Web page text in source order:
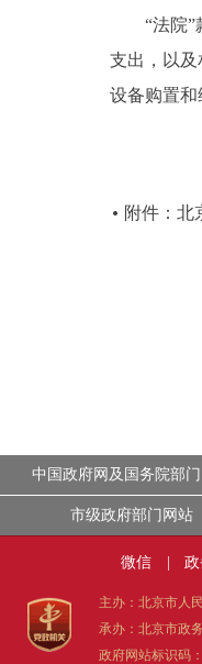
“法院”款
支出，以
设备购置
附件：北
中国政府网及国务院部
市级政府部门网站
微信
主办：北京市人
承办：北京市政
政府网站标识码